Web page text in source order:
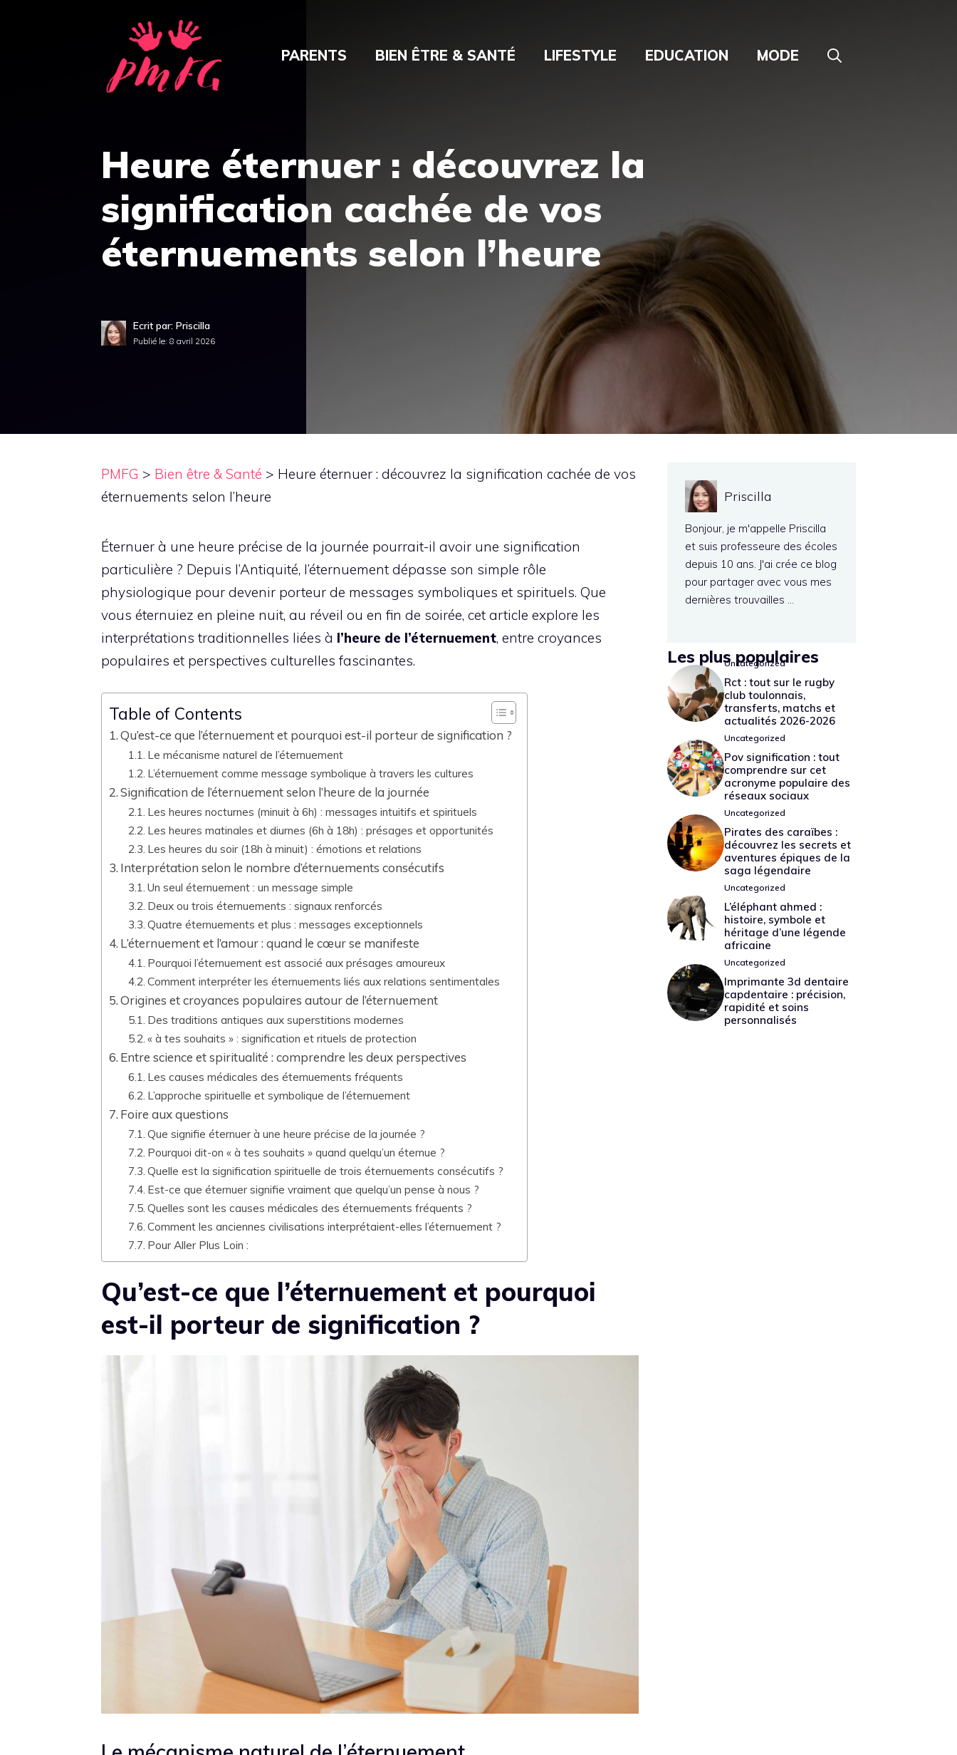
PARENTS BIEN ÊTRE & SANTÉ LIFESTYLE EDUCATION MODE
Heure éternuer : découvrez la
signification cachée de vos
éternuements selon l’heure
Ecrit par: Priscilla
Publié le: 8 avril 2026
PMFG > Bien être & Santé > Heure éternuer : découvrez la signification cachée de vos
éternuements selon l’heure
Éternuer à une heure précise de la journée pourrait-il avoir une signification
particulière ? Depuis l’Antiquité, l’éternuement dépasse son simple rôle
physiologique pour devenir porteur de messages symboliques et spirituels. Que
vous éternuiez en pleine nuit, au réveil ou en fin de soirée, cet article explore les
interprétations traditionnelles liées à l’heure de l’éternuement, entre croyances
populaires et perspectives culturelles fascinantes.
Table of Contents
Qu’est-ce que l’éternuement et pourquoi est-il porteur de signification ?
Le mécanisme naturel de l’éternuement
L’éternuement comme message symbolique à travers les cultures
Signification de l’éternuement selon l’heure de la journée
Les heures nocturnes (minuit à 6h) : messages intuitifs et spirituels
Les heures matinales et diurnes (6h à 18h) : présages et opportunités
Les heures du soir (18h à minuit) : émotions et relations
Interprétation selon le nombre d’éternuements consécutifs
Un seul éternuement : un message simple
Deux ou trois éternuements : signaux renforcés
Quatre éternuements et plus : messages exceptionnels
L’éternuement et l’amour : quand le cœur se manifeste
Pourquoi l’éternuement est associé aux présages amoureux
Comment interpréter les éternuements liés aux relations sentimentales
Origines et croyances populaires autour de l’éternuement
Des traditions antiques aux superstitions modernes
« à tes souhaits » : signification et rituels de protection
Entre science et spiritualité : comprendre les deux perspectives
Les causes médicales des éternuements fréquents
L’approche spirituelle et symbolique de l’éternuement
Foire aux questions
Que signifie éternuer à une heure précise de la journée ?
Pourquoi dit-on « à tes souhaits » quand quelqu’un éternue ?
Quelle est la signification spirituelle de trois éternuements consécutifs ?
Est-ce que éternuer signifie vraiment que quelqu’un pense à nous ?
Quelles sont les causes médicales des éternuements fréquents ?
Comment les anciennes civilisations interprétaient-elles l’éternuement ?
Pour Aller Plus Loin :
Qu’est-ce que l’éternuement et pourquoi
est-il porteur de signification ?
Priscilla
Bonjour, je m'appelle Priscilla
et suis professeure des écoles
depuis 10 ans. J'ai crée ce blog
pour partager avec vous mes
dernières trouvailles …
Les plus populaires
Uncategorized
Rct : tout sur le rugby
club toulonnais,
transferts, matchs et
actualités 2026-2026
Uncategorized
Pov signification : tout
comprendre sur cet
acronyme populaire des
réseaux sociaux
Uncategorized
Pirates des caraïbes :
découvrez les secrets et
aventures épiques de la
saga légendaire
Uncategorized
L’éléphant ahmed :
histoire, symbole et
héritage d’une légende
africaine
Uncategorized
Imprimante 3d dentaire
capdentaire : précision,
rapidité et soins
personnalisés